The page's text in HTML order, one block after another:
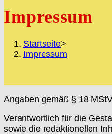
Impressum
Startseite>
Impressum
Angaben gemäß § 18 MStV
Verantwortlich für die
sowie die redaktionellen